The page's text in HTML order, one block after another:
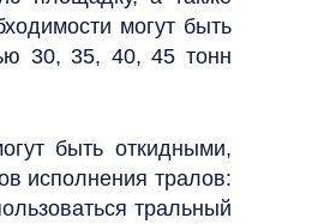
могут быть
30, 35, 40, 45 тонн
быть откидными,
исполнения тралов:
тральный